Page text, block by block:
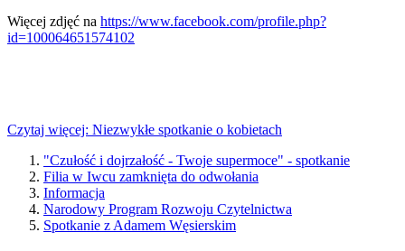
Więcej zdjęć na https://www.facebook.com/profile.php?
id=100064651574102
Czytaj więcej: Niezwykłe spotkanie o kobietach
"Czułość i dojrzałość - Twoje supermoce" - spotkanie
Filia w Iwcu zamknięta do odwołania
Informacja
Narodowy Program Rozwoju Czytelnictwa
Spotkanie z Adamem Węsierskim